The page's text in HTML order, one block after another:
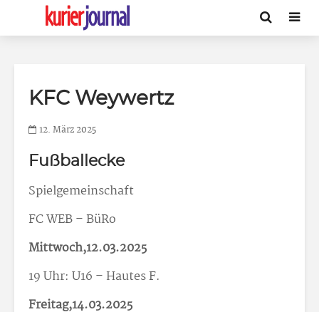
KFC Weywertz
12. März 2025
Fußballecke
Spielgemeinschaft
FC WEB – BüRo
Mittwoch,12.03.2025
19 Uhr: U16 – Hautes F.
Freitag,14.03.2025